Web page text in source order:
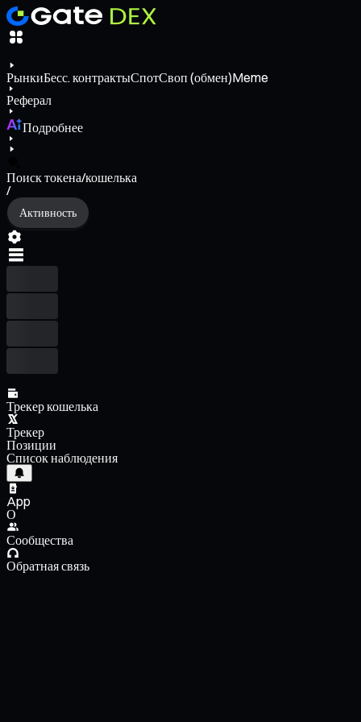
РынкиБесс. контрактыСпотСвоп (обмен)Meme
Реферал
Подробнее
Поиск токена/кошелька
/
Активность
Трекер кошелька
Трекер
Позиции
Список наблюдения
App
О
Сообщества
Обратная связь